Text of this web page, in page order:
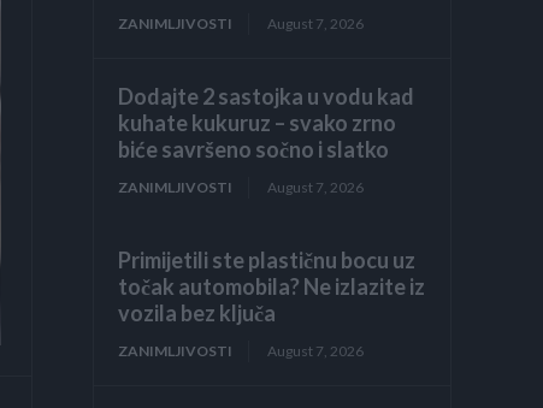
ZANIMLJIVOSTI August 7, 2026
Dodajte 2 sastojka u vodu kad
kuhate kukuruz – svako zrno
biće savršeno sočno i slatko
ZANIMLJIVOSTI August 7, 2026
Primijetili ste plastičnu bocu uz
točak automobila? Ne izlazite iz
vozila bez ključa
ZANIMLJIVOSTI August 7, 2026